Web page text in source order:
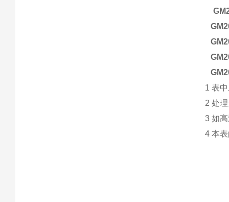
1 表
2 处
3 如
4 本